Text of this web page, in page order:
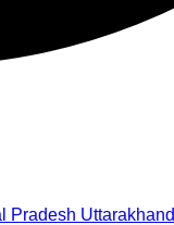
Pradesh Uttarakhand